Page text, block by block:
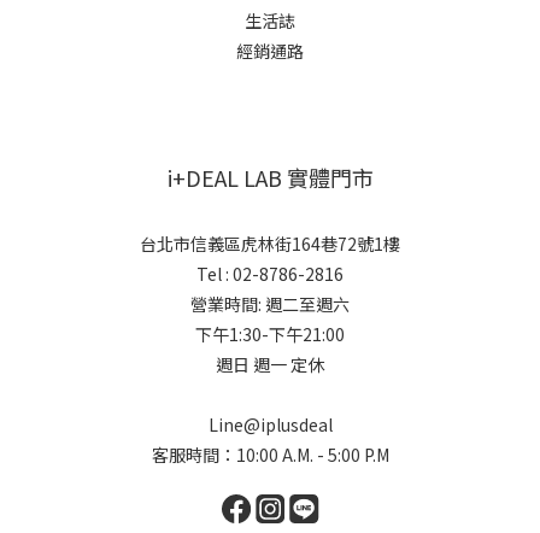
生活誌
經銷通路
i+DEAL LAB 實體門市
台北市信義區虎林街164巷72號1樓
Tel : 02-8786-2816
營業時間: 週二至週六
下午1:30-下午21:00
週日 週一 定休
Line@iplusdeal
客服時間：10:00 A.M. - 5:00 P.M